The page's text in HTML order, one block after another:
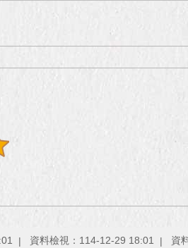
資料檢視：114-12-29 18:01 資